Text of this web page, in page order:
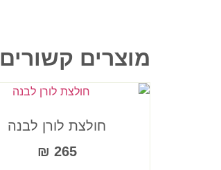
מוצרים קשורים
חולצת לורן לבנה
265
₪